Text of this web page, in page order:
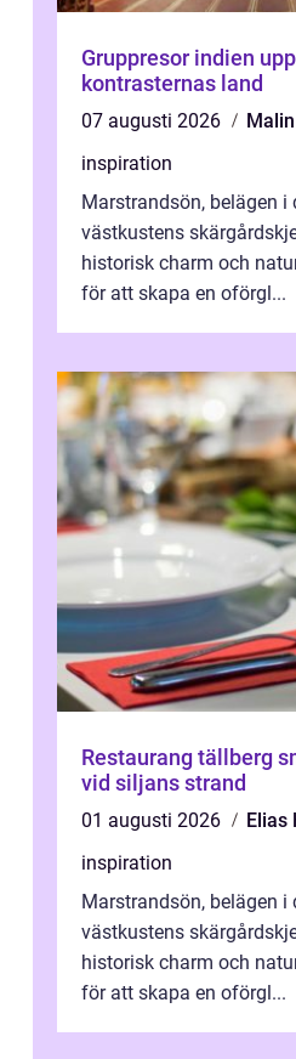
Gruppresor indien upplevelser i
kontrasternas land
07 augusti 2026
inspiration
Marstrandsön, belägen i
västkustens
historisk charm och
för att skapa en oförgl...
Restaurang tällberg smakupplevelser
vid siljans strand
01 augusti 2026
Elias
inspiration
Marstrandsön, belägen i
västkustens
historisk charm och
för att skapa en oförgl...